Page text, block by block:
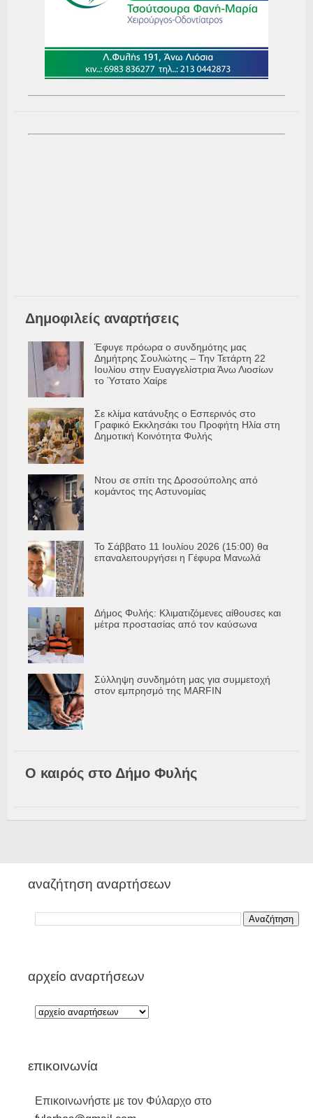
Δημοφιλείς αναρτήσεις
Έφυγε πρόωρα ο συνδημότης μας
Δημήτρης Σουλιώτης – Την Τετάρτη 22
Ιουλίου στην Ευαγγελίστρια Άνω Λιοσίων
το Ύστατο Χαίρε
Σε κλίμα κατάνυξης ο Εσπερινός στο
Γραφικό Εκκλησάκι του Προφήτη Ηλία στη
Δημοτική Κοινότητα Φυλής
Ντου σε σπίτι της Δροσούπολης από
κομάντος της Αστυνομίας
Το Σάββατο 11 Ιουλίου 2026 (15:00) θα
επαναλειτουργήσει η Γέφυρα Μανωλά
Δήμος Φυλής: Κλιματιζόμενες αίθουσες και
μέτρα προστασίας από τον καύσωνα
Σύλληψη συνδημότη μας για συμμετοχή
στον εμπρησμό της MARFIN
Ο καιρός στο Δήμο Φυλής
αναζήτηση αναρτήσεων
αρχείο αναρτήσεων
επικοινωνία
Επικοινωνήστε με τον Φύλαρχο στο